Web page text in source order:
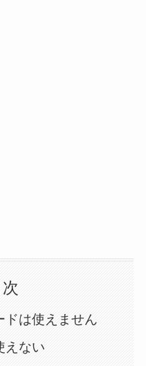
次
ドは使えません
えない